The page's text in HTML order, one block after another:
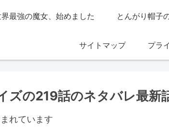
最強の魔女、始めました とんがり帽子
サイトマップ プラ
ズの219話のネタバレ最新
れています